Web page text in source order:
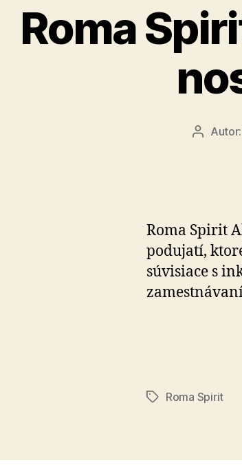
Roma
AutorAutor:
Roma Spirit
podujatí,
súvisiace s
ZnačkyRoma Spirit